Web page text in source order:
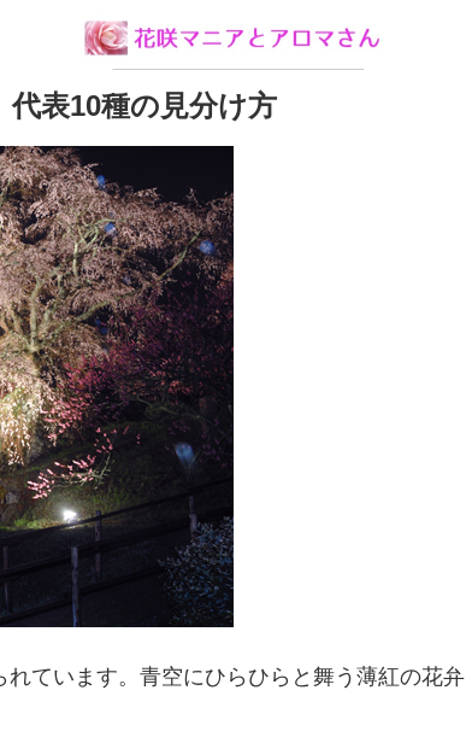
表10種の見分け方
ています。青空にひらひらと舞う薄紅の花弁